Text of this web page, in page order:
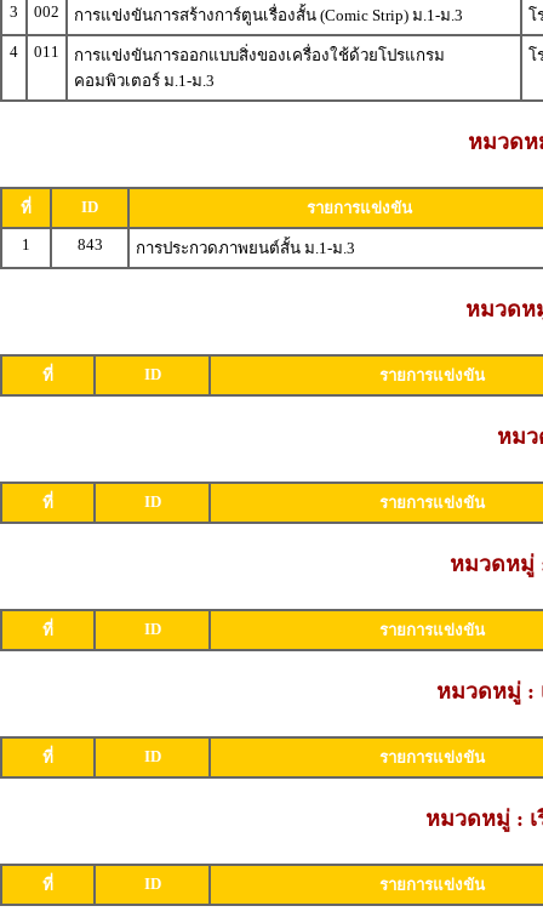
3
002 การแข่งขันการสร้างการ์ตูนเรื่องสั้น (Comic Strip) ม.1-ม.3
โ
4
011
การแข่งขันการออกแบบสิ่งของเครื่องใช้ด้วยโปรแกรม
คอมพิวเตอร์ ม.1-ม.3
โ
หมวด
ที่ ID
รายการแข่งขัน
1
843 การประกวดภาพยนต์สั้น ม.1-ม.3
หมวดห
ที่ ID รายการแข่งขัน
หม
ที่ ID รายการแข่งขัน
หมวดหมู่
ที่ ID รายการแข่งขัน
หมวดหมู่ :
ที่ ID รายการแข่งขัน
หมวดหมู่ : เ
ที่ ID รายการแข่งขัน